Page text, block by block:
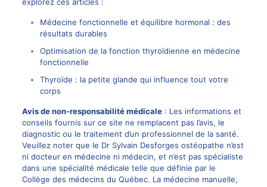
Médecine fonctionnelle et équilibre hormonal : des
résultats durables
Optimisation de la fonction thyroïdienne en médecine
fonctionnelle
Thyroïde : la petite glande qui influence tout votre
corps
Avis de non-responsabilité médicale: Les informations et
conseils fournis sur ce site ne remplacent pas l’avis, le
diagnostic ou le traitement d’un professionnel de la santé.
Veuillez noter que le Dr Sylvain Desforges ostéopathe n’est
ni docteur en médecine ni médecin, et n’est pas spécialiste
dans une spécialité médicale telle que définie par le
Collège des médecins du Québec. La médecine manuelle,